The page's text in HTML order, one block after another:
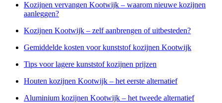
Kozijnen vervangen Kootwijk – waarom nieuwe kozijnen
aanleggen?
Kozijnen Kootwijk – zelf aanbrengen of uitbesteden?
Gemiddelde kosten voor kunststof kozijnen Kootwijk
Tips voor lagere kunststof kozijnen prijzen
Houten kozijnen Kootwijk – het eerste alternatief
Aluminium kozijnen Kootwijk – het tweede alternatief